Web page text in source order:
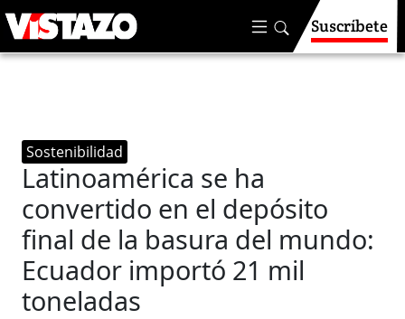
Suscríbete
Sostenibilidad
Latinoamérica se ha
convertido en el depósito
final de la basura del mundo:
Ecuador importó 21 mil
toneladas